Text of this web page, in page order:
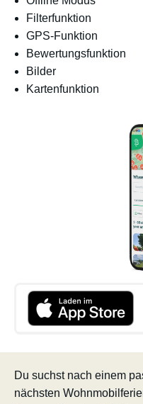
Filterfunktion
GPS-Funktion
Bewertungsfunktion
Bilder
Kartenfunktion
Du suchst nach einem
nächsten